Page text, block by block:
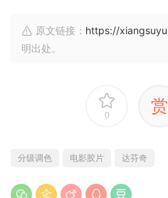
原文链接： https://
明出处。
0 赏
分级调色 电影胶片 达芬奇